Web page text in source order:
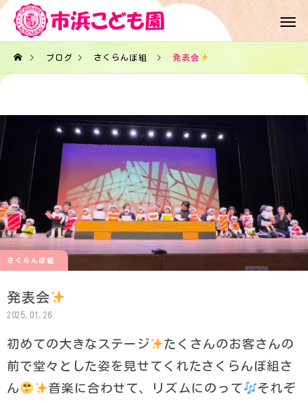
ブログ さくらんぼ組 発表会
さくらんぼ組
発表会
2025.01.26
初めての大きなステージ
たくさんのお客さんの
前で堂々とした姿を見せてくれたさくらんぼ組さ
ん
音楽に合わせて、リズムにのって
それぞ